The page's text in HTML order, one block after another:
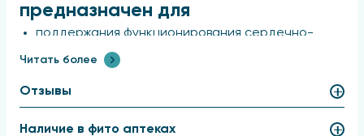
предназначен для
поддержания функционирования сердечно-
сосудистой системы, в частности, регуляции
сердечного ритма;
предоставления антиоксидантной защиты и
очищения организма от свободных радикалов;
укрепления иммунной системы и повышения
Читать более
Отзывы
Наличие в фито аптеках